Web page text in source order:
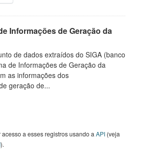
Informações de Geração da
de dados extraídos do SIGA (banco
de Informações de Geração da
as informações dos
geração de...
a esses registros usando a API (veja
).